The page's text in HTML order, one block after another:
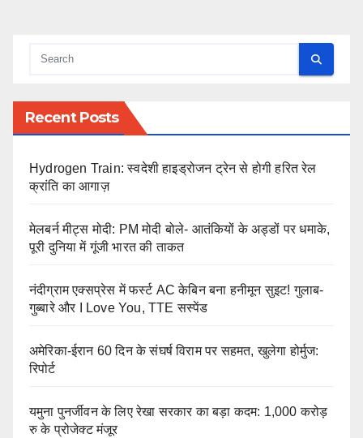
Recent Posts
Hydrogen Train: स्वदेशी हाइड्रोजन ट्रेन से होगी हरित रेल
क्रांति का आगाज़
मेलबर्न मीट्स मोदी: PM मोदी बोले- आतंकियों के अड्डों पर धमाके,
पूरी दुनिया में गूंजी भारत की ताकत
नंदीग्राम एक्सप्रेस में फर्स्ट AC केबिन बना हनीमून सुइट! गुलाब-
गुब्बारे और I Love You, TTE सस्पेंड
अमेरिका-ईरान 60 दिन के संघर्ष विराम पर सहमत, खुलेगा होर्मुज:
रिपोर्ट
यमुना पुनर्जीवन के लिए रेखा सरकार का बड़ा कदम: 1,000 करोड़
रु के प्रोजेक्ट मंजूर